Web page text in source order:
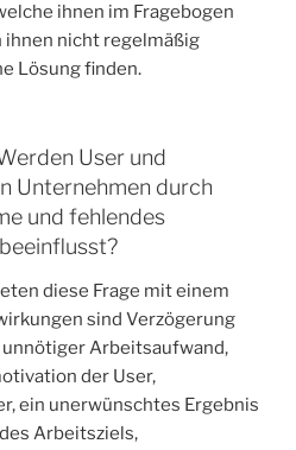
ihnen im Fragebogen
nicht regelmäßig
Lösung finden.
User und
Unternehmen durch
und fehlendes
diese Frage mit einem
sind Verzögerung
Arbeitsaufwand,
der User,
ein unerwünschtes Ergebnis
Arbeitsziels,